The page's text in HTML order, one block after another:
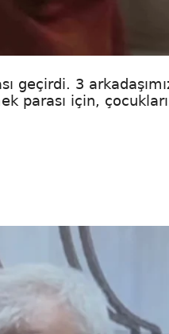
geçirdi. 3
parası için,